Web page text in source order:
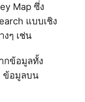
Map ซึ่ง
แบบเชิง
ๆ เช่น
กข้อมูลทั้ง
ข้อมูลบน